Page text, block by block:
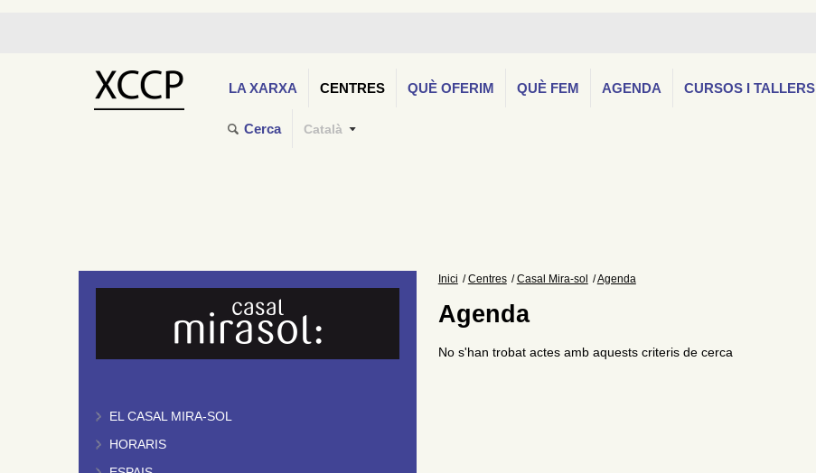
LA XARXA CENTRES QUÈ OFERIM QUÈ FEM AGENDA CURSOS I TALLERS
Cerca Català
EL CASAL MIRA-SOL
HORARIS
Inici Centres Casal Mira-sol Agenda
Agenda
No s'han trobat actes amb aquests criteris de cerca